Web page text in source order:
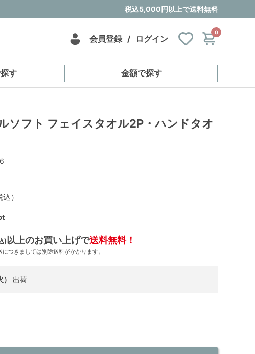
税込5,000円以上で送料無料
会員登録 / ログイン
0
す 金額で探す
ソフト フェイスタオル2P・ハンドタオ
込）
) 以上のお買い上げで送料無料！
つきましては別途送料がかかります。
出荷